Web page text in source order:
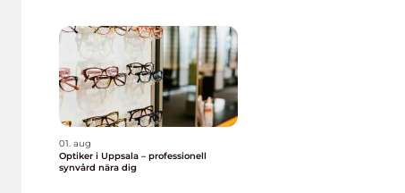
01. aug
Optiker i Uppsala – professionell
synvård nära dig